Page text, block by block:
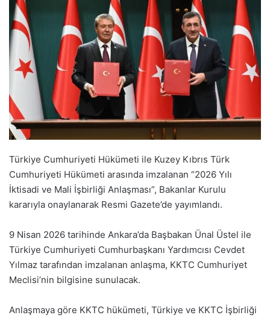
Türkiye Cumhuriyeti Hükümeti ile Kuzey Kıbrıs Türk
Cumhuriyeti Hükümeti arasında imzalanan “2026 Yılı
İktisadi ve Mali İşbirliği Anlaşması”, Bakanlar Kurulu
kararıyla onaylanarak Resmi Gazete’de yayımlandı.
9 Nisan 2026 tarihinde Ankara’da Başbakan Ünal Üstel ile
Türkiye Cumhuriyeti Cumhurbaşkanı Yardımcısı Cevdet
Yılmaz tarafından imzalanan anlaşma, KKTC Cumhuriyet
Meclisi’nin bilgisine sunulacak.
Anlaşmaya göre KKTC hükümeti, Türkiye ve KKTC İşbirliği